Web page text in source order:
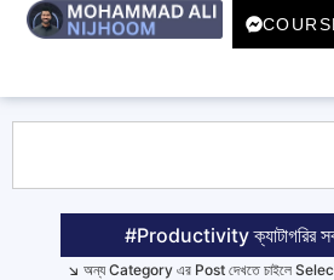
#Productivity ক্যাটাগরির সব
↘️ অন্য Category এর Post দেখতে চাইলে Select